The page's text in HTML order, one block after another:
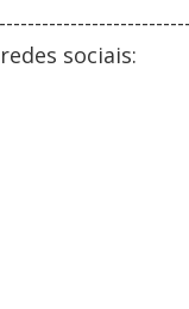
sociais: